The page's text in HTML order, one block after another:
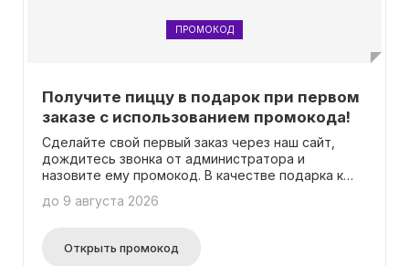
ПРОМОКОД
Получите пиццу в подарок при первом
заказе с использованием промокода!
Сделайте свой первый заказ через наш сайт,
дождитесь звонка от администратора и
назовите ему промокод. В качестве подарка к
Ранч" диаметром 30 см! Пожалуйста, обратите
составлять 500 рублей. Это предложение не
может быть использовано совместно с другими
до 9 августа 2026
Открыть промокод